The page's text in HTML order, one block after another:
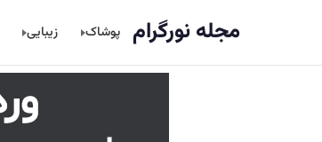
مجله نورگرام پوشاک زیبایی